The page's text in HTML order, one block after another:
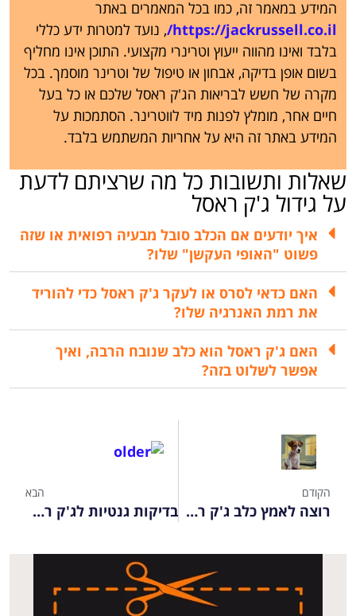
המידע במאמר זה, כמו בכל המאמרים באתר
https://jackrussell.co.il/ , נועד למטרות ידע כללי
בלבד ואינו מהווה ייעוץ וטרינרי מקצועי. התוכן אינו מחליף
בשום אופן בדיקה, אבחון או טיפול של וטרינר מוסמך. בכל
מקרה של חשש לבריאות הג'ק ראסל שלכם או כל בעל
חיים אחר, מומלץ לפנות מיד לווטרינר. הסתמכות על
המידע באתר זה היא על אחריות המשתמש בלבד.
שאלות ותשובות כל מה שרציתם לדעת
על גידול ג'ק ראסל
איך יודעים אם הכלב סובל מבעיה רפואית או שזה
פשוט "האופי העקשן" שלו?
האם כדאי לסרס או לעקר ג'ק ראסל כדי להוריד
את רמת האנרגיה שלו?
האם ג'ק ראסל הוא כלב שנובח הרבה, ואיך
אפשר לשלוט בזה?
הקודם
רוצה לאמץ כלב ג'ק ראסל?
הבא
בדיקות גנטיות לג'ק ראסל ב-2026 להקדים תרופה למכה